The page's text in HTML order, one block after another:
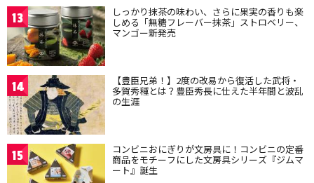
13 しっかり抹茶の味わい、さらに果実の香りも楽
しめる「無糖フレーバー抹茶」ストロベリー、
マンゴー新発売
14 【豊臣兄弟！】2度の改易から復活した武将・
多賀秀種とは？豊臣秀長に仕えた半年間と波乱
の生涯
15 コンビニおにぎりが文房具に！コンビニの定番
商品をモチーフにした文房具シリーズ『ジムマ
ート』誕生